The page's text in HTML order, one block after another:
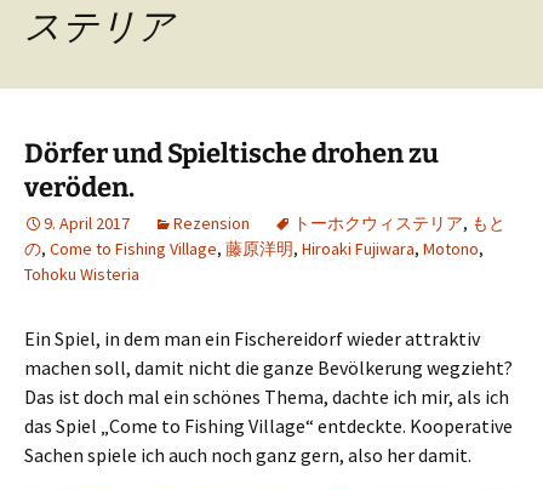
ステリア
Dörfer und Spieltische drohen zu
veröden.
9. April 2017 Rezension トーホクウィステリア, もと
の, Come to Fishing Village, 藤原洋明, Hiroaki Fujiwara, Motono,
Tohoku Wisteria
Ein Spiel, in dem man ein Fischereidorf wieder attraktiv
machen soll, damit nicht die ganze Bevölkerung wegzieht?
Das ist doch mal ein schönes Thema, dachte ich mir, als ich
das Spiel „Come to Fishing Village“ entdeckte. Kooperative
Sachen spiele ich auch noch ganz gern, also her damit.